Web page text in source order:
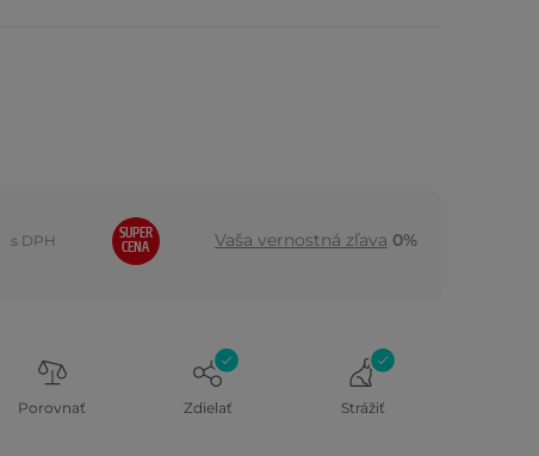
s DPH
SUPER
CENA
Vaša vernostná zľava 0%
Porovnať Zdielať Strážiť